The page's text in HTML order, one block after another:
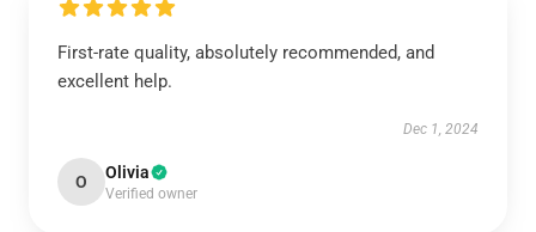
First-rate quality, absolutely recommended, and
excellent help.
Dec 1, 2024
O Olivia
Verified owner